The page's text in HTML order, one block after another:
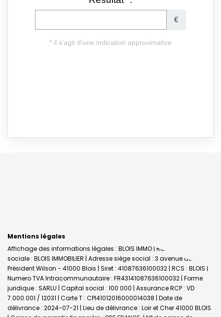
Mentions légales
Affichage des informations légales : BLOIS IMMO | Raison
sociale : BLOIS IMMOBILIER | Adresse siège social : 3 avenue du
Président Wilson - 41000 Blois | Siret : 41087636100032 | RCS : BLOIS |
Numero TVA Intracommunautaire : FR43141087636100032 | Forme
juridique : SARLU | Capital social : 100 000 | Assurance RCP : VD
7.000.001 / 12031 | Carte T : CPI41012016000014038 | Date de
délivrance : 2024-07-21 | Lieu de délivrance : Loir et Cher 41000 BLOIS